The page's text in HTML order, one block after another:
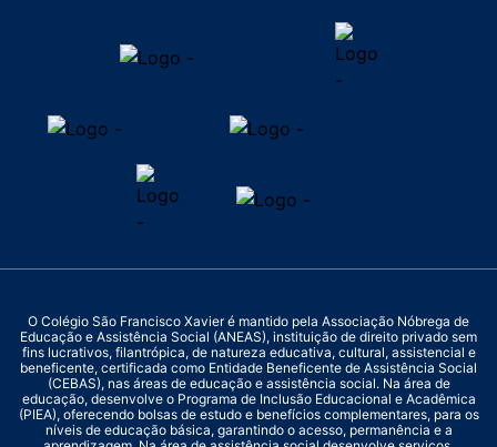
O Colégio São Francisco Xavier é mantido pela Associação Nóbrega de
Educação e Assistência Social (ANEAS), instituição de direito privado sem
fins lucrativos, filantrópica, de natureza educativa, cultural, assistencial e
beneficente, certificada como Entidade Beneficente de Assistência Social
(CEBAS), nas áreas de educação e assistência social. Na área de
educação, desenvolve o Programa de Inclusão Educacional e Acadêmica
(PIEA), oferecendo bolsas de estudo e benefícios complementares, para os
níveis de educação básica, garantindo o acesso, permanência e a